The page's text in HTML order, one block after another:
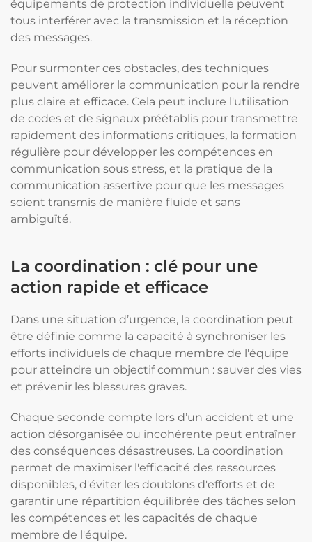
équipements de protection individuelle peuvent
tous interférer avec la transmission et la réception
des messages.
Pour surmonter ces obstacles, des techniques
peuvent améliorer la communication pour la rendre
plus claire et efficace. Cela peut inclure l'utilisation
de codes et de signaux préétablis pour transmettre
rapidement des informations critiques, la formation
régulière pour développer les compétences en
communication sous stress, et la pratique de la
communication assertive pour que les messages
soient transmis de manière fluide et sans
ambiguïté.
La coordination : clé pour une
action rapide et efficace
Dans une situation d’urgence, la coordination peut
être définie comme la capacité à synchroniser les
efforts individuels de chaque membre de l'équipe
pour atteindre un objectif commun : sauver des vies
et prévenir les blessures graves.
Chaque seconde compte lors d’un accident et une
action désorganisée ou incohérente peut entraîner
des conséquences désastreuses. La coordination
permet de maximiser l'efficacité des ressources
disponibles, d'éviter les doublons d'efforts et de
garantir une répartition équilibrée des tâches selon
les compétences et les capacités de chaque
membre de l'équipe.